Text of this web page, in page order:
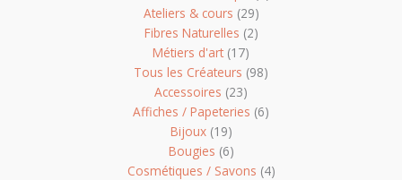
Ateliers & cours (29)
Fibres Naturelles (2)
Métiers d'art (17)
Tous les Créateurs (98)
Accessoires (23)
Affiches / Papeteries (6)
Bijoux(19)
Bougies (6)
Cosmétiques / Savons (4)